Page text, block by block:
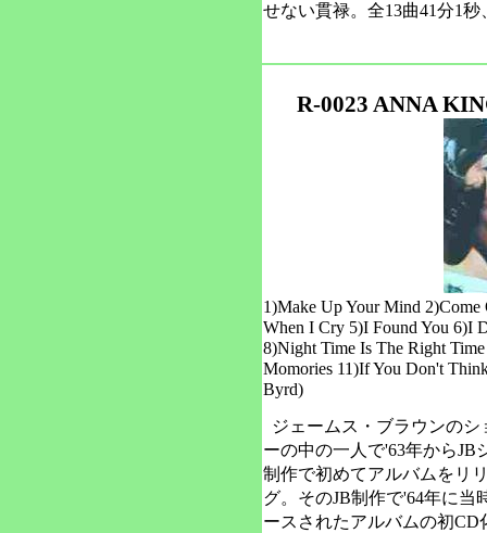
せない貫禄。全13曲41分1
R-0023 ANNA
1)Make Up Your Mind
When I Cry 5)I Found You 6)I
8)Night Time Is The Right
Momories 11)If You Don't
Byrd)
ジェームス・ブラウンの
ーの中の一人で'63年からJB
制作で初めてアルバムをリ
グ。そのJB制作で'64年に当
ースされたアルバムの初CD